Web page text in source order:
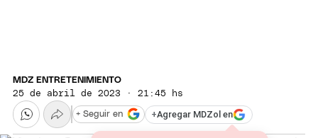
MDZ ENTRETENIMIENTO
25 de abril de 2023 · 21:45 hs
+Agregar MDZol en
+ Seguir en